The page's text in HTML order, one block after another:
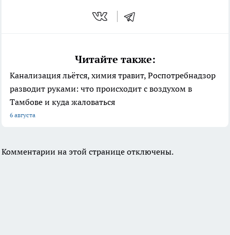
Читайте также:
Канализация льётся, химия травит, Роспотребнадзор
разводит руками: что происходит с воздухом в
Тамбове и куда жаловаться
6 августа
Комментарии на этой странице отключены.